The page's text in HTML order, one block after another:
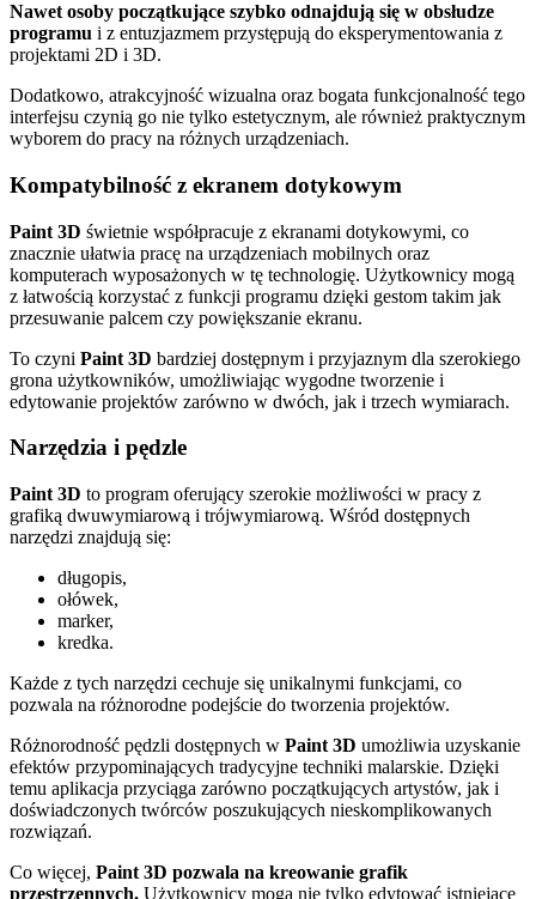
Nawet osoby początkujące szybko odnajdują się w obsłudze
programu i z entuzjazmem przystępują do eksperymentowania z
projektami 2D i 3D.
Dodatkowo, atrakcyjność wizualna oraz bogata funkcjonalność tego
interfejsu czynią go nie tylko estetycznym, ale również praktycznym
wyborem do pracy na różnych urządzeniach.
Kompatybilność z ekranem dotykowym
Paint 3D świetnie współpracuje z ekranami dotykowymi, co
znacznie ułatwia pracę na urządzeniach mobilnych oraz
komputerach wyposażonych w tę technologię. Użytkownicy mogą
z łatwością korzystać z funkcji programu dzięki gestom takim jak
przesuwanie palcem czy powiększanie ekranu.
To czyni Paint 3D bardziej dostępnym i przyjaznym dla szerokiego
grona użytkowników, umożliwiając wygodne tworzenie i
edytowanie projektów zarówno w dwóch, jak i trzech wymiarach.
Narzędzia i pędzle
Paint 3D to program oferujący szerokie możliwości w pracy z
grafiką dwuwymiarową i trójwymiarową. Wśród dostępnych
narzędzi znajdują się:
długopis,
ołówek,
marker,
kredka.
Każde z tych narzędzi cechuje się unikalnymi funkcjami, co
pozwala na różnorodne podejście do tworzenia projektów.
Różnorodność pędzli dostępnych w Paint 3D umożliwia uzyskanie
efektów przypominających tradycyjne techniki malarskie. Dzięki
temu aplikacja przyciąga zarówno początkujących artystów, jak i
doświadczonych twórców poszukujących nieskomplikowanych
rozwiązań.
Co więcej, Paint 3D pozwala na kreowanie grafik
przestrzennych. Użytkownicy mogą nie tylko edytować istniejące